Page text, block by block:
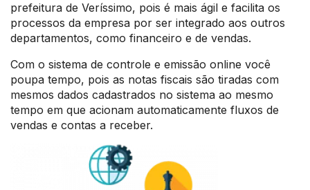
prefeitura de Veríssimo, pois é mais ágil e facilita os
processos da empresa por ser integrado aos outros
departamentos, como financeiro e de vendas.
Com o sistema de controle e emissão online você
poupa tempo, pois as notas fiscais são tiradas com
mesmos dados cadastrados no sistema ao mesmo
tempo em que acionam automaticamente fluxos de
vendas e contas a receber.